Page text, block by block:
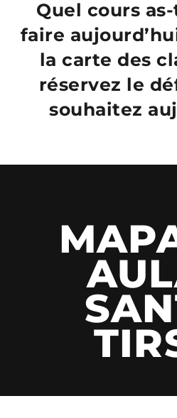
Quel cours
faire
la carte des
réservez le
souhaitez